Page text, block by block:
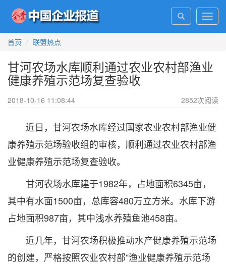
首页
联盟热点
甘河农场水库顺利通过农业农村部渔业
健康养殖示范场复查验收
2018-10-16 11:08:44 2852次阅读
近日，甘河农场水库经过国家农业农村部渔业健
康养殖示范场验收组的审核，顺利通过农业农村部渔
业健康养殖示范场复查验收。
甘河农场水库建于1982年，占地面积6345亩，
其中有水面1500亩，总库容480万立方米。水库下游
占地面积987亩，其中浅水养殖鱼池458亩。
近几年，甘河农场积极推动水产健康养殖示范场
的创建，严格按照农业农村部“渔业健康养殖示范场